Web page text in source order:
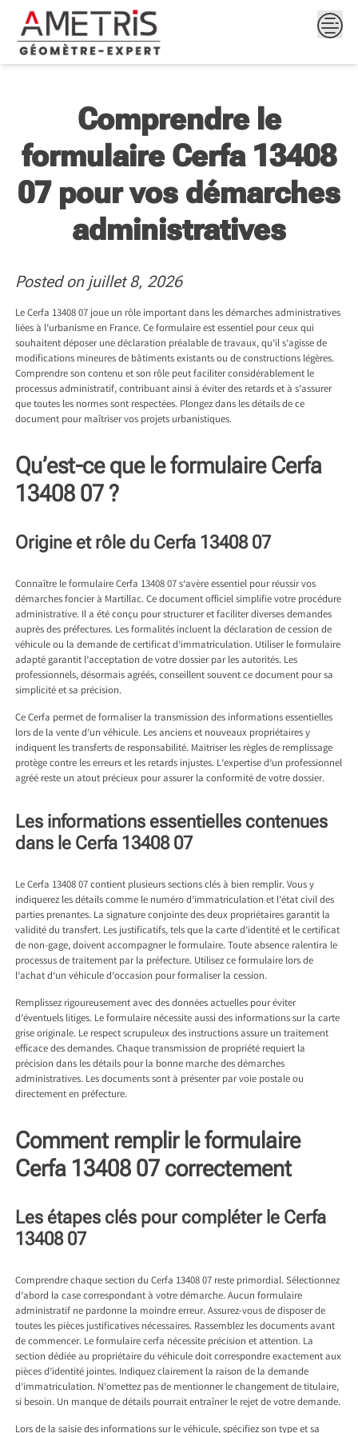
content
Comprendre le
formulaire Cerfa 13408
07 pour vos démarches
administratives
Posted on juillet 8, 2026
Le Cerfa 13408 07 joue un rôle important dans les démarches administratives
liées à l’urbanisme en France. Ce formulaire est essentiel pour ceux qui
souhaitent déposer une déclaration préalable de travaux, qu’il s’agisse de
modifications mineures de bâtiments existants ou de constructions légères.
Comprendre son contenu et son rôle peut faciliter considérablement le
processus administratif, contribuant ainsi à éviter des retards et à s’assurer
que toutes les normes sont respectées. Plongez dans les détails de ce
document pour maîtriser vos projets urbanistiques.
Qu’est-ce que le formulaire Cerfa
13408 07 ?
Origine et rôle du Cerfa 13408 07
Connaître le formulaire Cerfa 13408 07 s’avère essentiel pour réussir vos
démarchesfoncier à Martillac. Ce document officiel simplifie votre procédure
administrative. Il a été conçu pour structurer et faciliter diverses demandes
auprès des préfectures. Les formalités incluent la déclaration de cession de
véhicule ou la demande de certificat d’immatriculation. Utiliser le formulaire
adapté garantit l’acceptation de votre dossier par les autorités. Les
professionnels, désormais agréés, conseillent souvent ce document pour sa
simplicité et sa précision.
Ce Cerfa permet de formaliser la transmission des informations essentielles
lors de la vente d’un véhicule. Les anciens et nouveaux propriétaires y
indiquent les transferts de responsabilité. Maitriser les règles de remplissage
protège contre les erreurs et les retards injustes. L’expertise d’un professionnel
agréé reste un atout précieux pour assurer la conformité de votre dossier.
Les informations essentielles contenues
dans le Cerfa 13408 07
Le Cerfa 13408 07 contient plusieurs sections clés à bien remplir. Vous y
indiquerez les détails comme le numéro d’immatriculation et l’état civil des
parties prenantes. La signature conjointe des deux propriétaires garantit la
validité du transfert. Les justificatifs, tels que la carte d’identité et le certificat
de non-gage, doivent accompagner le formulaire. Toute absence ralentira le
processus de traitement par la préfecture. Utilisez ce formulaire lors de
l’achat d’un véhicule d’occasion pour formaliser la cession.
Remplissez rigoureusement avec des données actuelles pour éviter
d’éventuels litiges. Le formulaire nécessite aussi des informations sur la carte
grise originale. Le respect scrupuleux des instructions assure un traitement
efficace des demandes. Chaque transmission de propriété requiert la
précision dans les détails pour la bonne marche des démarches
administratives. Les documents sont à présenter par voie postale ou
directement en préfecture.
Comment remplir le formulaire
Cerfa 13408 07 correctement
Les étapes clés pour compléter le Cerfa
13408 07
Comprendre chaque section du Cerfa 13408 07 reste primordial. Sélectionnez
d’abord la case correspondant à votre démarche. Aucun formulaire
administratif ne pardonne la moindre erreur. Assurez-vous de disposer de
toutes les pièces justificatives nécessaires. Rassemblez les documents avant
de commencer. Le formulaire cerfa nécessite précision et attention. La
section dédiée au propriétaire du véhicule doit correspondre exactement aux
pièces d’identité jointes. Indiquez clairement la raison de la demande
d’immatriculation. N’omettez pas de mentionner le changement de titulaire,
si besoin. Un manque de détails pourrait entraîner le rejet de votre demande.